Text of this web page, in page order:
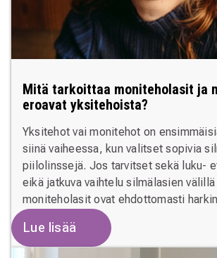
Mitä tarkoittaa moniteholasit ja
eroavat yksitehoista?
Yksitehot vai monitehot on
siinä vaiheessa, kun valitset sopivia
piilolinssejä. Jos tarvitset sekä luku-
eikä jatkuva vaihtelu silmälasien
moniteholasit ovat ehdottomasti
Lue lisää